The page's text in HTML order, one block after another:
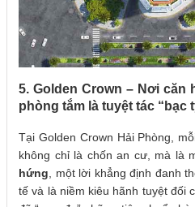
5. Golden Crown – Nơi căn
phòng tắm là tuyệt tác “bạc
Tại Golden Crown Hải Phòng,
không chỉ là chốn an cư, mà là
hứng , một lời khẳng định đanh
tế và là niềm kiêu hãnh tuyệt đối